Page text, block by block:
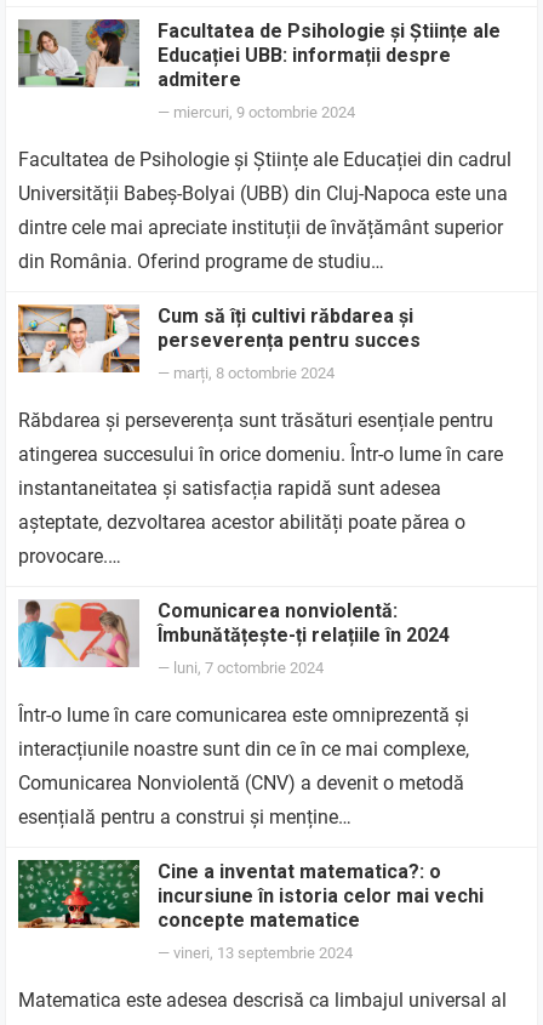
Facultatea de Psihologie și Științe ale
Educației UBB: informații despre
admitere
— miercuri, 9 octombrie 2024
Facultatea de Psihologie și Științe ale Educației din cadrul
Universității Babeș-Bolyai (UBB) din Cluj-Napoca este una
dintre cele mai apreciate instituții de învățământ superior
din România. Oferind programe de studiu…
Cum să îți cultivi răbdarea și
perseverența pentru succes
— marți, 8 octombrie 2024
Răbdarea și perseverența sunt trăsături esențiale pentru
atingerea succesului în orice domeniu. Într-o lume în care
instantaneitatea și satisfacția rapidă sunt adesea
așteptate, dezvoltarea acestor abilități poate părea o
provocare.…
Comunicarea nonviolentă:
Îmbunătățește-ți relațiile în 2024
— luni, 7 octombrie 2024
Într-o lume în care comunicarea este omniprezentă și
interacțiunile noastre sunt din ce în ce mai complexe,
Comunicarea Nonviolentă (CNV) a devenit o metodă
esențială pentru a construi și menține…
Cine a inventat matematica?: o
incursiune în istoria celor mai vechi
concepte matematice
—vineri, 13 septembrie 2024
Matematica este adesea descrisă ca limbajul universal al